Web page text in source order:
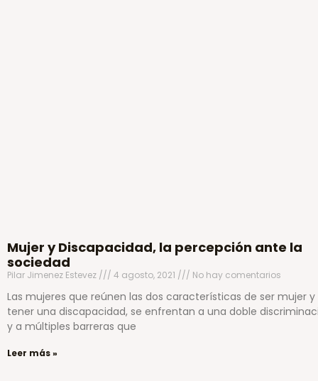
Mujer y Discapacidad, la percepción ante la
sociedad
Pilar Jimenez Estevez 4 agosto, 2021 No hay comentarios
Las mujeres que reúnen las dos características de ser mujer y
tener una discapacidad, se enfrentan a una doble
y a múltiples barreras que
Leer más »